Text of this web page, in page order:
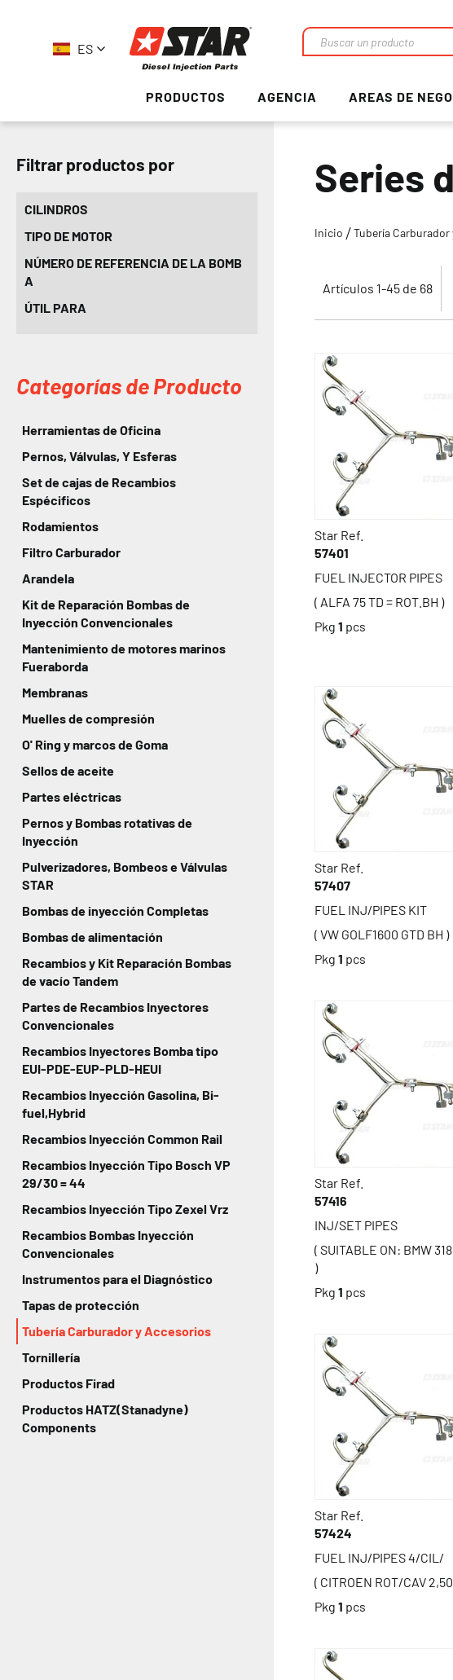
ES
Buscar
PRODUCTOS
AGENCIA AREAS DE
Series
Inicio Tubería
Artículos 1-45 de 68
Star Ref.
57401
FUEL INJECTOR PIPES
( ALFA 75 TD = ROT.BH )
Pkg 1 pcs
Star Ref.
57407
FUEL INJ/PIPES KIT
( VW GOLF1600 GTD BH )
Pkg 1 pcs
Star Ref.
57416
INJ/SET PIPES
( SUITABLE ON: BMW
)
Pkg 1 pcs
Star Ref.
57424
FUEL INJ/PIPES 4/CIL/
( CITROEN ROT/CAV
Pkg 1 pcs
Filtrar productos por
CILINDROS
TIPO DE MOTOR
NÚMERO DE REFERENCIA DE LA BOMB
A
ÚTIL PARA
Categorías de Producto
Herramientas de Oficina
Pernos, Válvulas, Y Esferas
Set de cajas de Recambios
Espécificos
Rodamientos
Filtro Carburador
Arandela
Kit de Reparación Bombas de
Inyección Convencionales
Mantenimiento de motores marinos
Fueraborda
Membranas
Muelles de compresión
O' Ring y marcos de Goma
Sellos de aceite
Partes eléctricas
Pernos y Bombas rotativas de
Inyección
Pulverizadores, Bombeos e Válvulas
STAR
Bombas de inyección Completas
Bombas de alimentación
Recambios y Kit Reparación Bombas
de vacío Tandem
Partes de Recambios Inyectores
Convencionales
Recambios Inyectores Bomba tipo
EUI-PDE-EUP-PLD-HEUI
Recambios Inyección Gasolina, Bi-
fuel,Hybrid
Recambios Inyección Common Rail
Recambios Inyección Tipo Bosch VP
29/30 = 44
Recambios Inyección Tipo Zexel Vrz
Recambios Bombas Inyección
Convencionales
Instrumentos para el Diagnóstico
Tapas de protección
Tubería Carburador y Accesorios
Tornillería
Productos Firad
Productos HATZ(Stanadyne)
Components